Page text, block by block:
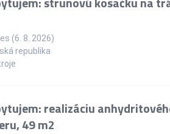
(6. 8. 2026)
republika
realizáciu
49 m2